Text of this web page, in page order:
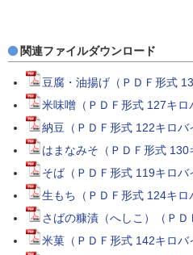
関連ファイルダウンロード
豆腐・油揚げ（ＰＤＦ形式
米味噌（ＰＤＦ形式 127キロ
納豆（ＰＤＦ形式 122キロバ
はまなみそ（ＰＤＦ形式 130
そば（ＰＤＦ形式 119キロバ
生もち（ＰＤＦ形式 124キロ
さばの糠漬（へしこ）（ＰＤ
米菓（ＰＤＦ形式 142キロバ